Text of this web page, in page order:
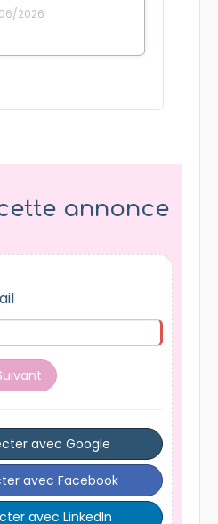
2026
annonce
avec Google
avec Facebook
avec LinkedIn